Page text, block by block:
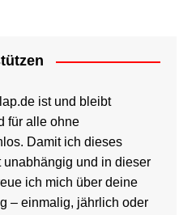
ist und bleibt
für alle ohne
Damit ich dieses
unabhängig und in dieser
ich mich über deine
– einmalig, jährlich oder